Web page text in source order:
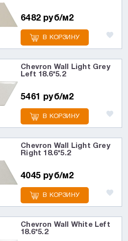
6482 руб/м2
В КОРЗИНУ
Chevron Wall Light Grey
Left 18.6*5.2
5461 руб/м2
В КОРЗИНУ
Chevron Wall Light Grey
Right 18.6*5.2
4045 руб/м2
В КОРЗИНУ
Chevron Wall White Left
18.6*5.2